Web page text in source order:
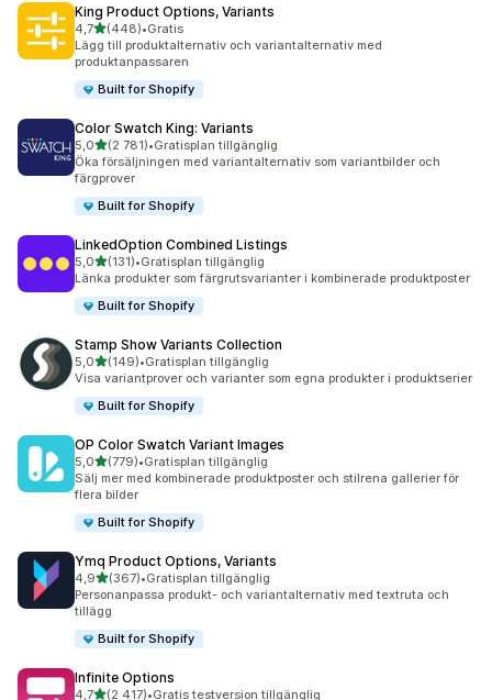
King Product Options, Variants
4,7av 5 stjärnor
(448)
448 recensioner totalt
•Gratis
Lägg till produktalternativ och variantalternativ med
produktanpassaren
Built for Shopify
Color Swatch King: Variants
5,0av 5 stjärnor
(2 781)
2781 recensioner totalt
•Gratisplan tillgänglig
Öka försäljningen med variantalternativ som variantbilder och
färgprover
Built for Shopify
LinkedOption Combined Listings
5,0av 5 stjärnor
(131)
131 recensioner totalt
•Gratisplan tillgänglig
Länka produkter som färgrutsvarianter i kombinerade produktposter
Built for Shopify
Stamp Show Variants Collection
5,0av 5 stjärnor
(149)
149 recensioner totalt
•Gratisplan tillgänglig
Visa variantprover och varianter som egna produkter i produktserier
Built for Shopify
OP Color Swatch Variant Images
5,0av 5 stjärnor
(779)
779 recensioner totalt
•Gratisplan tillgänglig
Sälj mer med kombinerade produktposter och stilrena gallerier för
flera bilder
Built for Shopify
Ymq Product Options, Variants
4,9av 5 stjärnor
(367)
367 recensioner totalt
•Gratisplan tillgänglig
Personanpassa produkt- och variantalternativ med textruta och
tillägg
Built for Shopify
Infinite Options
4,7av 5 stjärnor
(2 417)•Gratis testversion tillgänglig